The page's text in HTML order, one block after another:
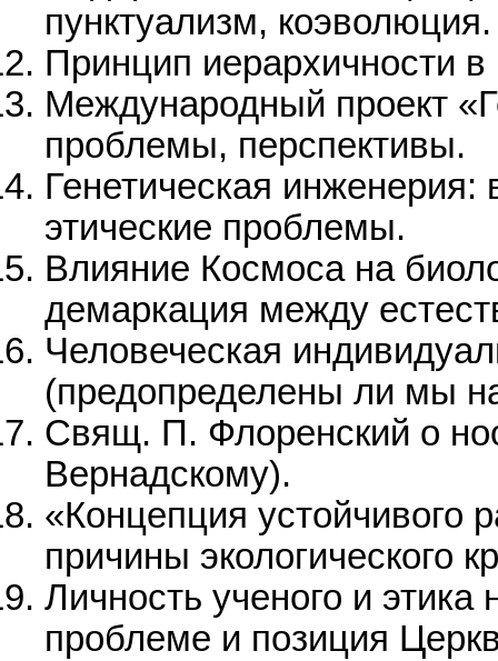
пунктуализм, коэволюция.
Принцип иерархичности
Международный проект
проблемы, перспективы.
Генетическая
этические проблемы.
Влияние Космоса на
демаркация между
Человеческая
(предопределены ли мы
Свящ. П. Флоренский о
Вернадскому).
«Концепция устойчивого
причины экологического
Личность ученого и этика
проблеме и позиция